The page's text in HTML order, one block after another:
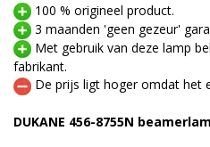
100 % origineel product.
3 maanden 'geen gezeur'
Met gebruik van deze lamp
fabrikant.
De prijs ligt hoger omdat het
DUKANE 456-8755N